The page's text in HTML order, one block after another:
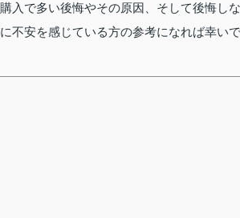
入で多い後悔やその原因、そして後悔しな
不安を感じている方の参考になれば幸いで